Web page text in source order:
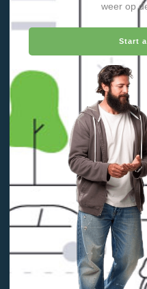
weer op
Start